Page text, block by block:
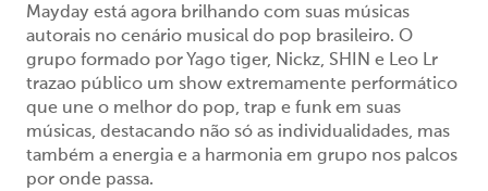
Mayday está agora brilhando com suas músicas
autorais no cenário musical do pop brasileiro. O
grupo formado por Yago tiger, Nickz, SHIN e Leo Lr
trazao público um show extremamente performático
que une o melhor do pop, trap e funk em suas
músicas, destacando não só as individualidades, mas
também a energia e a harmonia em grupo nos palcos
por onde passa.